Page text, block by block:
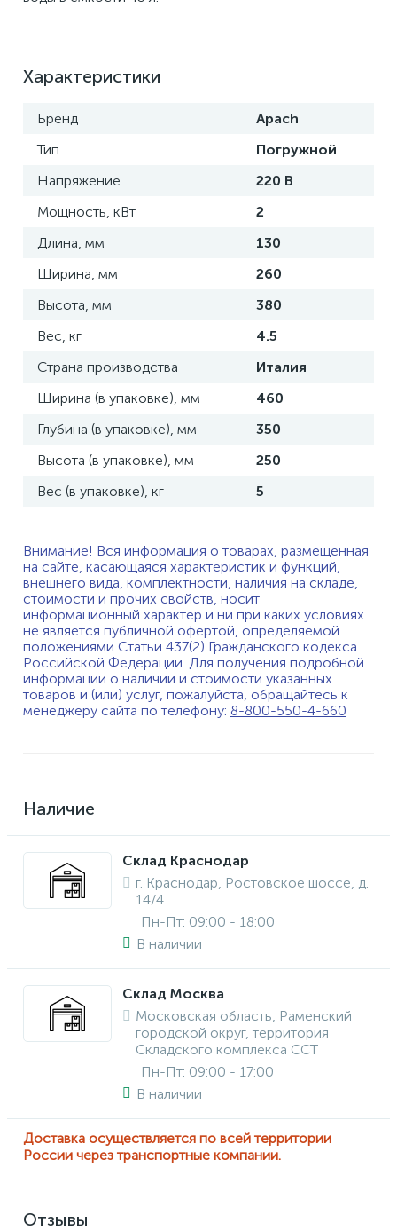
Характеристики
Бренд
Apach
Тип
Погружной
Напряжение
220 В
Мощность, кВт
2
Длина, мм
130
Ширина, мм
260
Высота, мм
380
Вес, кг
4.5
Страна производства
Италия
Ширина (в упаковке), мм
460
Глубина (в упаковке), мм
350
Высота (в упаковке), мм
250
Вес (в упаковке), кг
5
Внимание! Вся информация о товарах, размещенная
на сайте, касающаяся характеристик и функций,
внешнего вида, комплектности, наличия на складе,
стоимости и прочих свойств, носит
информационный характер и ни при каких условиях
не является публичной офертой, определяемой
положениями Статьи 437(2) Гражданского кодекса
Российской Федерации. Для получения подробной
информации о наличии и стоимости указанных
товаров и (или) услуг, пожалуйста, обращайтесь к
менеджеру сайта по телефону: 8-800-550-4-660
Наличие
Склад Краснодар
г. Краснодар, Ростовское шоссе, д.
14/4
Пн-Пт: 09:00 - 18:00
В наличии
Склад Москва
Московская область, Раменский
городской округ, территория
Складского комплекса ССТ
Пн-Пт: 09:00 - 17:00
В наличии
Доставка осуществляется по всей территории
России через транспортные компании.
Отзывы